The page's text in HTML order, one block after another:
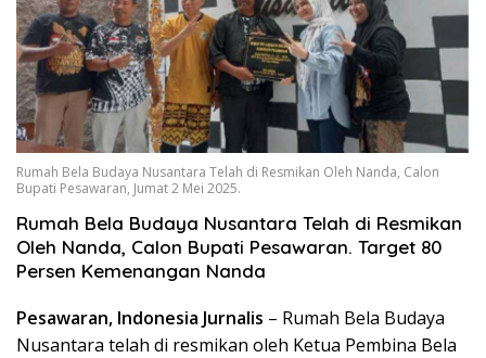
Rumah Bela Budaya Nusantara Telah di Resmikan Oleh Nanda, Calon
Bupati Pesawaran, Jumat 2 Mei 2025.
Rumah Bela Budaya Nusantara Telah di Resmikan
Oleh Nanda, Calon Bupati Pesawaran. Target 80
Persen Kemenangan Nanda
Pesawaran, Indonesia Jurnalis – Rumah Bela Budaya
Nusantara telah di resmikan oleh Ketua Pembina Bela